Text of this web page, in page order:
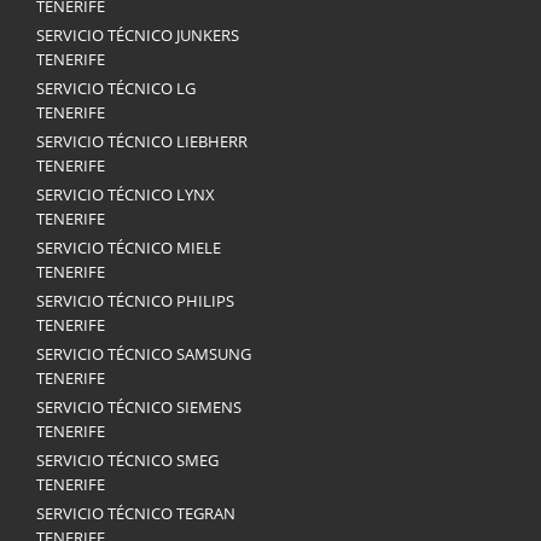
TENERIFE
SERVICIO TÉCNICO JUNKERS
TENERIFE
SERVICIO TÉCNICO LG
TENERIFE
SERVICIO TÉCNICO LIEBHERR
TENERIFE
SERVICIO TÉCNICO LYNX
TENERIFE
SERVICIO TÉCNICO MIELE
TENERIFE
SERVICIO TÉCNICO PHILIPS
TENERIFE
SERVICIO TÉCNICO SAMSUNG
TENERIFE
SERVICIO TÉCNICO SIEMENS
TENERIFE
SERVICIO TÉCNICO SMEG
TENERIFE
SERVICIO TÉCNICO TEGRAN